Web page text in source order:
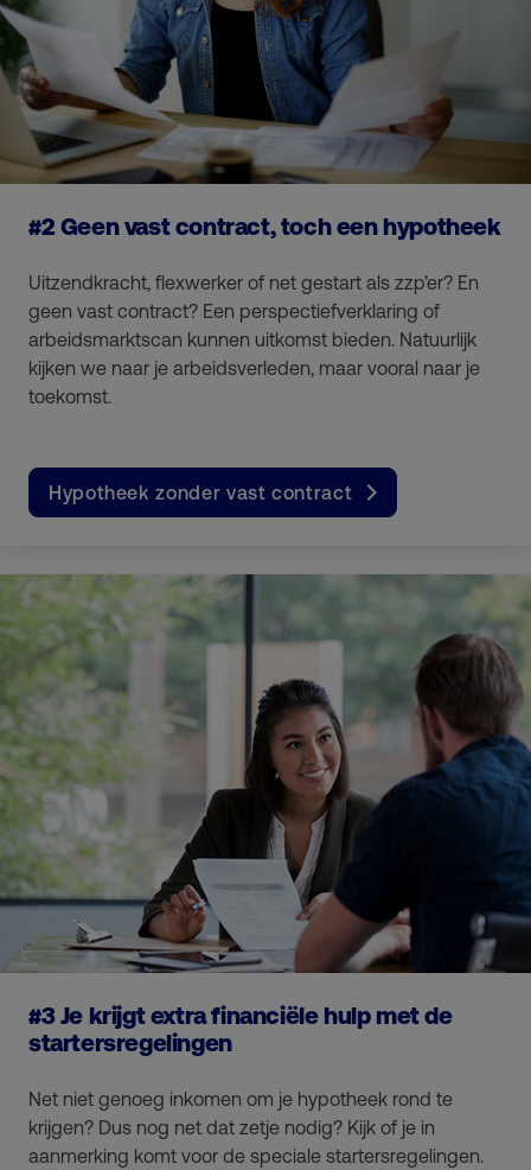
#2 Geen vast contract, toch een hypotheek
Uitzendkracht, flexwerker of net gestart als zzp’er? En
geen vast contract? Een perspectiefverklaring of
arbeidsmarktscan kunnen uitkomst bieden. Natuurlijk
kijken we naar je arbeidsverleden, maar vooral naar je
toekomst.
Hypotheek zonder vast contract
#3 Je krijgt extra financiële hulp met de
startersregelingen
Net niet genoeg inkomen om je hypotheek rond te
krijgen? Dus nog net dat zetje nodig? Kijk of je in
aanmerking komt voor de speciale startersregelingen.